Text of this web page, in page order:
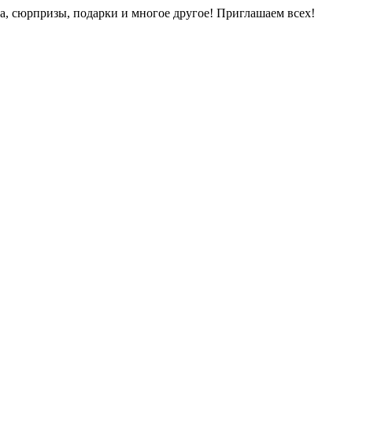
сюрпризы, подарки и многое другое! Приглашаем всех!